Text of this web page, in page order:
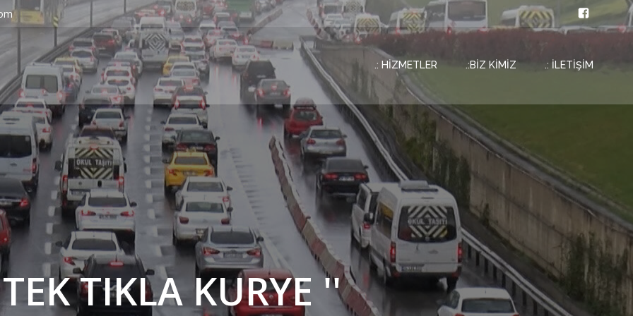
.: HİZMETLER .:BİZ KİMİZ .: İLETİŞİM
TIKLA KURYE ''